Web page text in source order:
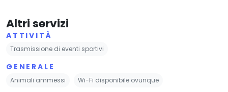
Altri servizi
ATTIVITÀ
Trasmissione di eventi sportivi
GENERALE
Animali ammessi Wi-Fi disponibile ovunque